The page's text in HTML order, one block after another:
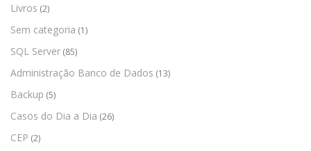
Livros (2)
Sem categoria (1)
SQL Server (85)
Administração Banco de Dados (13)
Backup (5)
Casos do Dia a Dia (26)
CEP (2)